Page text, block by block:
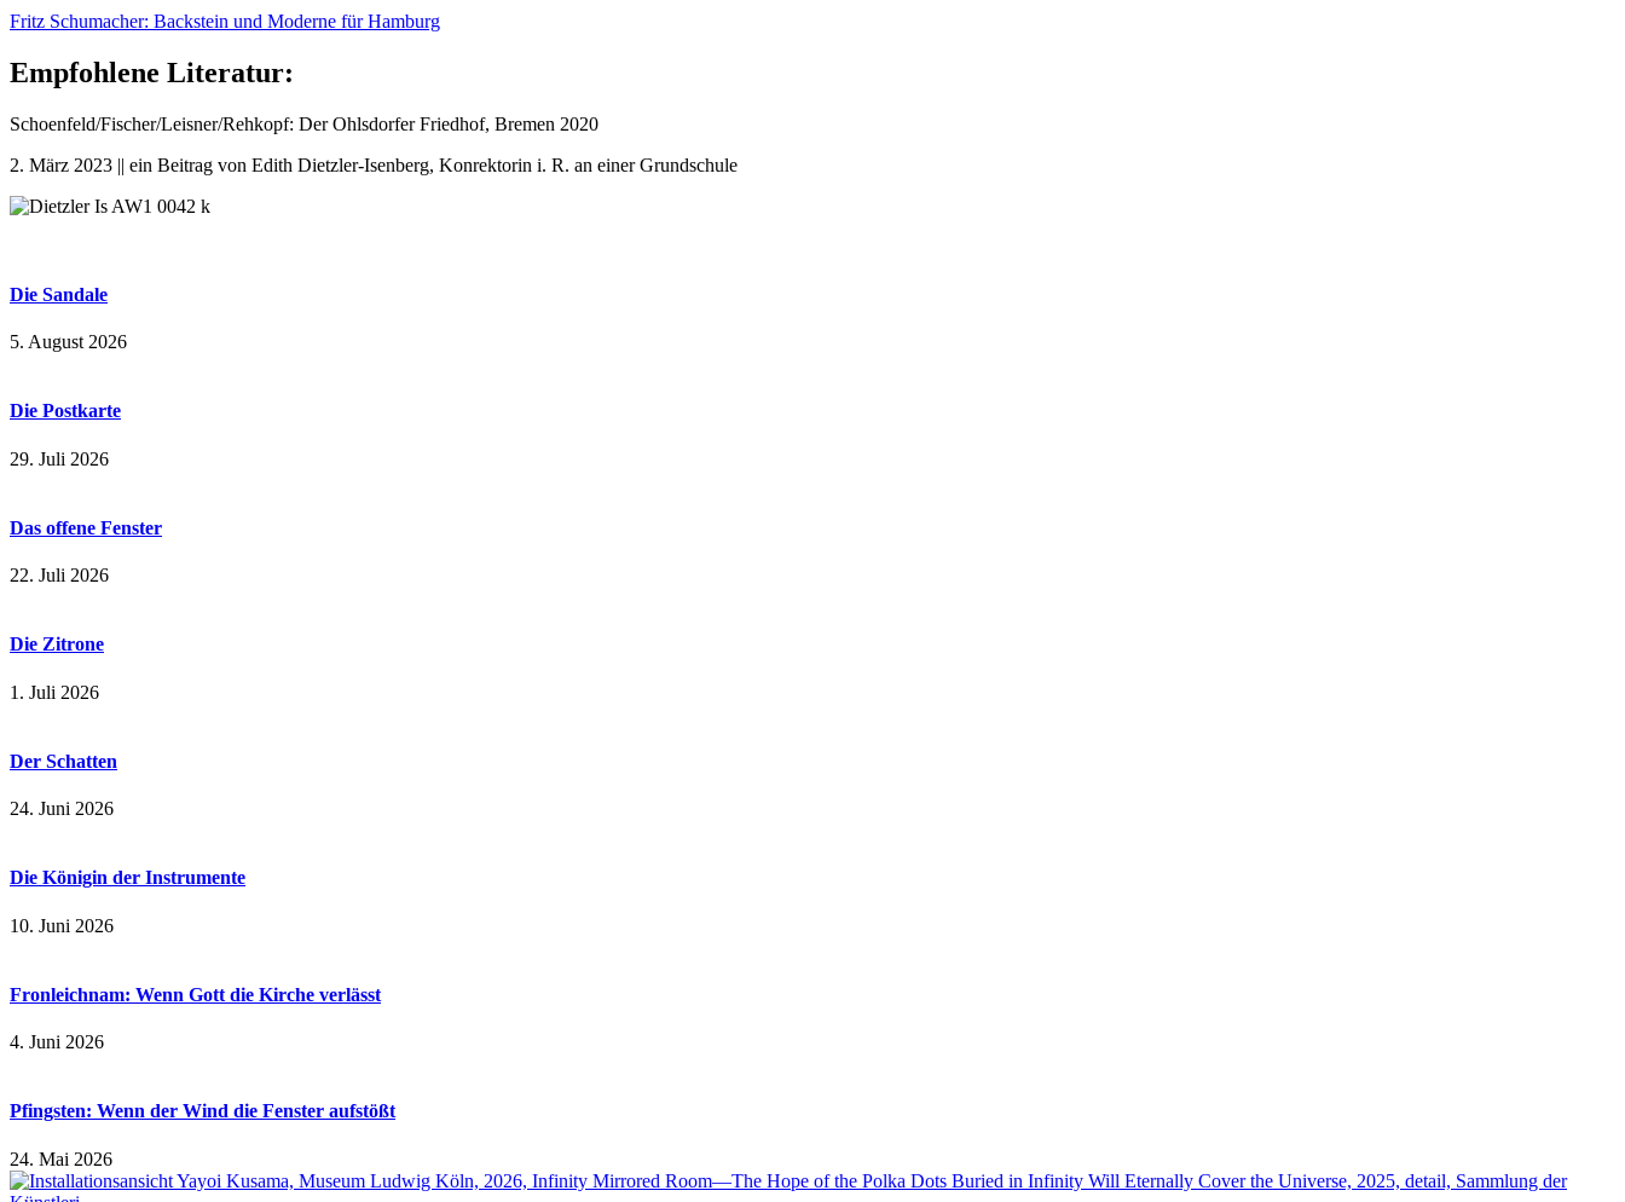
Fritz Schumacher: Backstein und Moderne für Hamburg
Empfohlene Literatur:
Schoenfeld/Fischer/Leisner/Rehkopf: Der Ohlsdorfer Friedhof, Bremen 2020
2. März 2023 || ein Beitrag von Edith Dietzler-Isenberg, Konrektorin i. R. an einer Grundschule
Die Sandale
5. August 2026
Die Postkarte
29. Juli 2026
Das offene Fenster
22. Juli 2026
Die Zitrone
1. Juli 2026
Der Schatten
24. Juni 2026
Die Königin der Instrumente
10. Juni 2026
Fronleichnam: Wenn Gott die Kirche verlässt
4. Juni 2026
Pfingsten: Wenn der Wind die Fenster aufstößt
24. Mai 2026